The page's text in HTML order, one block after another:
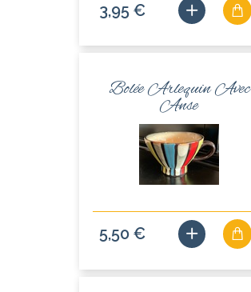
3,95 €
Bolée Arlequin Avec
Anse
5,50 €